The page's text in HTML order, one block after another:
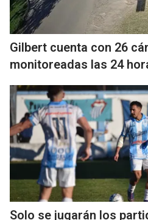
Gilbert cuenta con 26
monitoreadas las 24
Solo se jugarán los